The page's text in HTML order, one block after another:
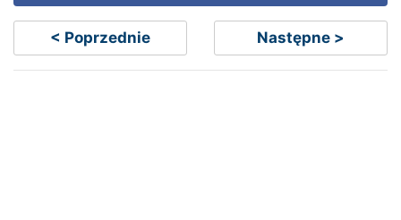
< Poprzednie Następne >